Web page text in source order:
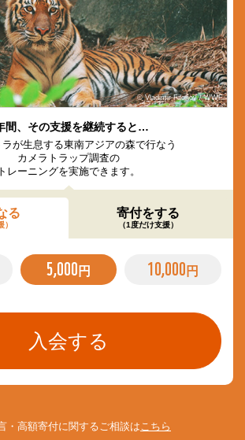
© Vladimir Filonov / WWF
間、その支援を継続すると…
が生息する東南アジアの森で行なう
カメラトラップ調査の
トレーニングを実施できます。
る
）
寄付をする
（1度だけ支援）
5,000 円 10,000 円
・高額寄付に関するご相談はこちら